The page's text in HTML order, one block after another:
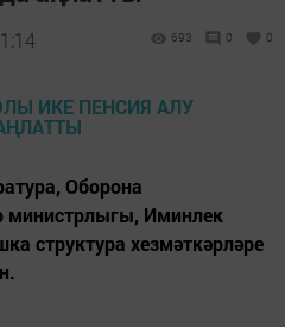
693 0 0
Оборона
министрлыгы, Иминлек
структура хезмәткәрләре